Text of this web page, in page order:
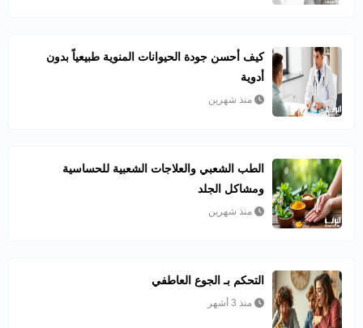
كيف أحسن جودة الحيوانات المنوية طبيعياً بدون
أدوية
منذ شهرين
الطب الشعبي والعلاجات الشعبية للحساسية
ومشاكل الجلد
منذ شهرين
التحكم بـ الجوع العاطفي
منذ 3 أشهر